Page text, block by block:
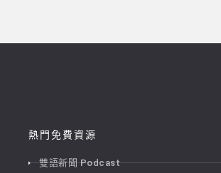
熱門免費資源
雙語新聞 Podcast